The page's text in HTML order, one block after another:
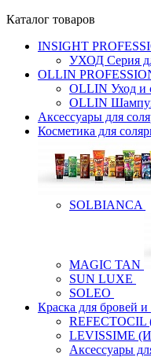
Каталог товаров
INSIGHT
УХОД Серия
OLLIN
OLLIN Уход и
OLLIN
Аксессуары для
Косметика для
SOLBIANCA
MAGIC TAN
SUN LUXE
SOLEO
Краска для бровей и
LEVISSIME
Аксессуары